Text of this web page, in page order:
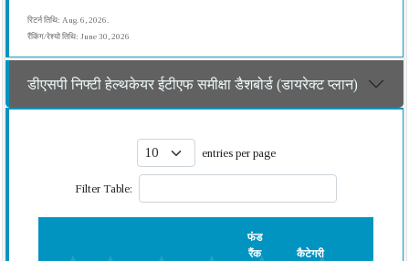
रिटर्न तिथि: Aug. 6, 2026.
रैंकिंग/रेश्यो तिथि: June 30, 2026
डीएसपी निफ्टी हेल्थकेयर ईटीएफ समीक्षा डैशबोर्ड (डायरेक्ट प्लान)
entries per page
Filter Table:
फंड
रैंक
कैटेगरी